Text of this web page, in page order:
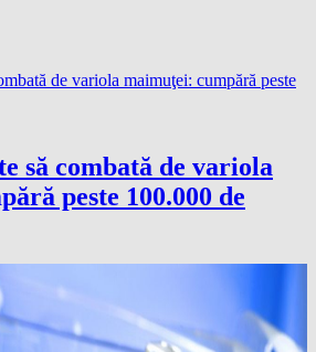
să combată de variola
peste 100.000 de